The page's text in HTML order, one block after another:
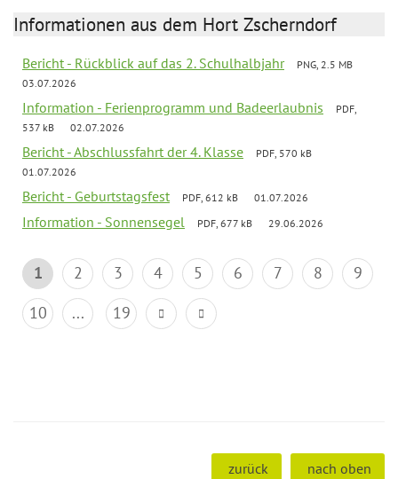
Informationen aus dem Hort Zscherndorf
Bericht - Rückblick auf das 2. Schulhalbjahr
PNG, 2.5 MB
03.07.2026
Information - Ferienprogramm und Badeerlaubnis
PDF,
537 kB
02.07.2026
Bericht - Abschlussfahrt der 4. Klasse
PDF, 570 kB
01.07.2026
Bericht - Geburtstagsfest PDF, 612 kB 01.07.2026
Information - Sonnensegel PDF, 677 kB 29.06.2026
1 2 3 4 5 6 7 8
9
10
... 19
zurück nach oben